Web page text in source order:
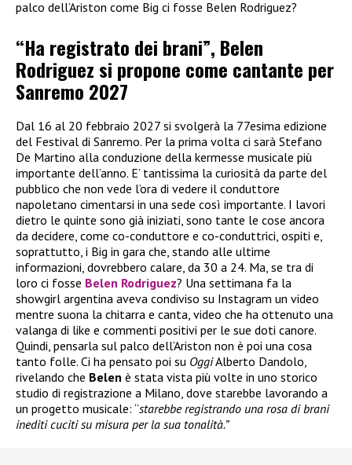
palco dell’Ariston come Big ci fosse Belen Rodriguez?
“Ha registrato dei brani”, Belen
Rodriguez si propone come cantante per
Sanremo 2027
Dal 16 al 20 febbraio 2027 si svolgerà la 77esima edizione
del Festival di Sanremo. Per la prima volta ci sarà Stefano
De Martino alla conduzione della kermesse musicale più
importante dell’anno. E’ tantissima la curiosità da parte del
pubblico che non vede l’ora di vedere il conduttore
napoletano cimentarsi in una sede così importante. I lavori
dietro le quinte sono già iniziati, sono tante le cose ancora
da decidere, come co-conduttore e co-conduttrici, ospiti e,
soprattutto, i Big in gara che, stando alle ultime
informazioni, dovrebbero calare, da 30 a 24. Ma, se tra di
loro ci fosse Belen Rodriguez? Una settimana fa la
showgirl argentina aveva condiviso su Instagram un video
mentre suona la chitarra e canta, video che ha ottenuto una
valanga di like e commenti positivi per le sue doti canore.
Quindi, pensarla sul palco dell’Ariston non è poi una cosa
tanto folle. Ci ha pensato poi su OggiAlberto Dandolo,
rivelando che Belen è stata vista più volte in uno storico
studio di registrazione a Milano, dove starebbe lavorando a
un progetto musicale: “starebbe registrando una rosa di brani
inediti cuciti su misura per la sua tonalità.”